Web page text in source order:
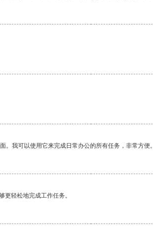
我可以使用它来完成日常办公的所有任务，非常方便。
轻松地完成工作任务。